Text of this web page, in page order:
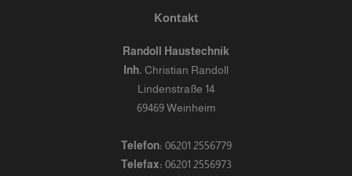
Kontakt
Randoll Haustechnik
Inh. Christian Randoll
Lindenstraße 14
69469 Weinheim
Telefon: 06201 2556779
Telefax: 06201 2556973